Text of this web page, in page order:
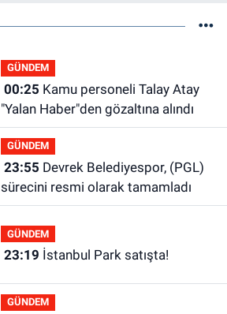
GÜNDEM
00:25
"Yalan Haber"den gözaltına alındı
GÜNDEM
23:55
sürecini resmi olarak tamamladı
GÜNDEM
23:19 İstanbul Park satışta!
GÜNDEM